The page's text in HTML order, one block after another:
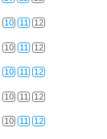
10 11 12
10 11 12
10 11 12
10 11 12
10 11 12